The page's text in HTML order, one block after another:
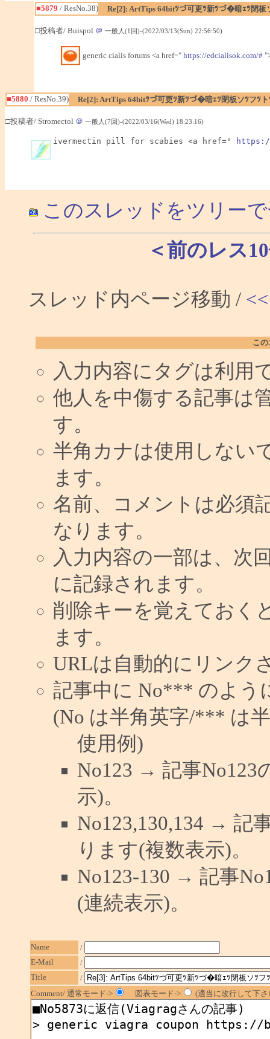
■5879 / ResNo.38) Re[2]: ArtTips 64bitﾂづ可更ﾂ新ﾂづ�暗ｪﾂ閉
□投稿者/ Buispol ＠ 一般人(1回)-(2022/03/13(Sun) 22:56:50)
generic cialis forums <a href=" https://edcialisok.com/#
■5880 / ResNo.39) Re[2]: ArtTips 64bitﾂづ可更ﾂ新ﾂづ�暗ｪﾂ閉板ソﾂフﾂ
□投稿者/ Stromectol ＠ 一般人(7回)-(2022/03/16(Wed) 18:23:16)
ivermectin pill for scabies <a href="
このスレッドをツリー
＜前のレス
スレッド内ページ移動 / <<
こ
入力内容にタグは利用
他人を中傷する記事は
す。
半角カナは使用しない
ます。
名前、コメントは必須
なります。
入力内容の一部は、次
に記録されます。
削除キーを覚えておく
ます。
URLは自動的にリンク
記事中に No*** のよう
(No は半角英字/*** は
使用例)
No123 → 記事No123
示)。
No123,130,134 → 記
ります(複数表示)。
No123-130 → 記事
(連続表示)。
Name
/
E-Mail
/
Title
/
Comment/ 通常モード->
図表モード-> (適当に改行して下